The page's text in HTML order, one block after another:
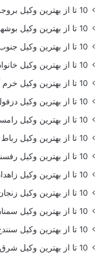
10 تا از بهترین وکیل بروجرد 🥇【آپدیت جدید】
10 تا از بهترین وکیل بوشهر 🥇【آپدیت جدید】
10 تا از بهترین وکیل جنوب تهران 🥇【آپدیت جدید】
10 تا از بهترین وکیل خانواده کرج 🥇【آپدیت جدید】⚖️
10 تا از بهترین وکیل خرم آباد 🥇【آپدیت جدید】
10 تا از بهترین وکیل دزفول 🥇【آپدیت جدید】
10 تا از بهترین وکیل رامسر 🥇【آپدیت جدید】
10 تا از بهترین وکیل رباط کریم 🥇【آپدیت جدید】
10 تا از بهترین وکیل رفسنجان 🥇【آپدیت جدید】
10 تا از بهترین وکیل زاهدان 🥇【آپدیت جدید】
10 تا از بهترین وکیل زنجان 🥇【آپدیت جدید】
10 تا از بهترین وکیل سمنان 🥇【آپدیت جدید】
10 تا از بهترین وکیل سنندج 🥇【آپدیت جدید】
10 تا از بهترین وکیل شرق تهران 🥇【آپدیت جدید】